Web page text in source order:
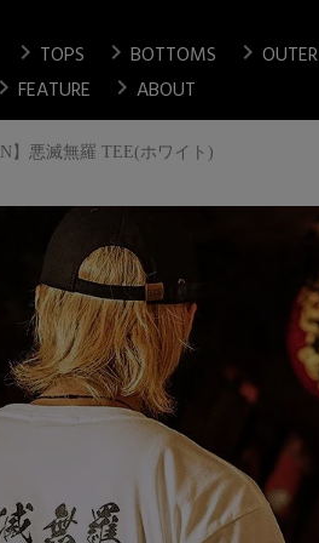
chevron_right TOPS chevron_right BOTTOMS chevron_right OUTER
chevron_right FEATURE chevron_right ABOUT
】悪滅無羅 TEE(ホワイト)